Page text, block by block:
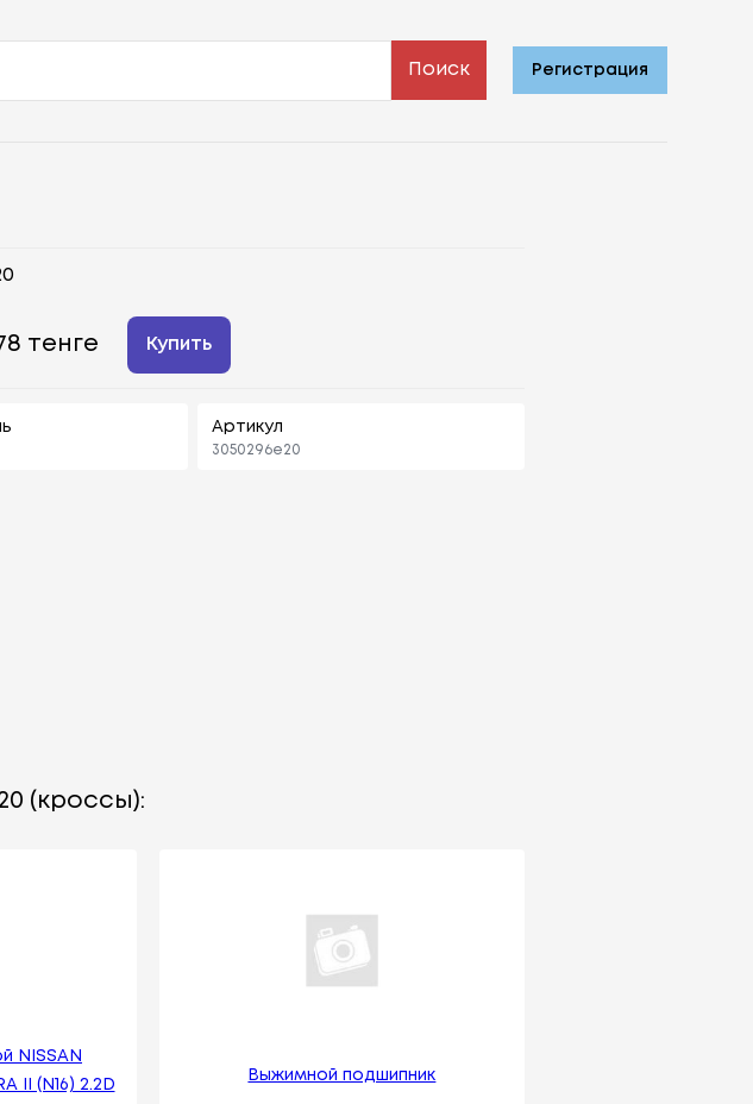
Поиск Регистрация
тенге Купить
Артикул
3050296e20
(кроссы):
NISSAN
II (N16) 2.2D
Выжимной подшипник